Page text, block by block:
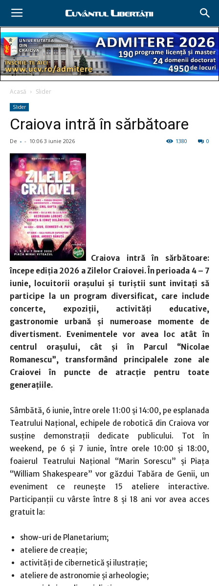
Acasă Slider
Slider
Craiova intră în sărbătoare
De - - 10:06 3 iunie 2026 0
1380
Craiova intră în sărbătoare:
începe ediția 2026 a Zilelor Craiovei. În perioada 4 – 7
iunie, locuitorii orașului și turiștii sunt invitați să
participe la un program diversificat, care include
concerte, expoziții, activități educative,
gastronomie urbană și numeroase momente de
divertisment. Evenimentele vor avea loc atât în
centrul orașului, cât și în Parcul “Nicolae
Romanescu”, transformând principalele zone ale
Craiovei în puncte de atracție pentru toate
generațiile.
Sâmbătă, 6 iunie, între orele 11:00 și 14:00, pe esplanada
Teatrului Național, echipele de robotică din Craiova vor
susține demonstrații dedicate publicului. Tot în
weekend, pe 6 și 7 iunie, între orele 10:00 și 18:00,
foaierul Teatrului Național “Marin Sorescu” și Piața
“William Shakespeare” vor găzdui Tabăra de Genii, un
eveniment ce reunește 15 ateliere interactive.
Participanții cu vârste între 8 și 18 ani vor avea acces
gratuit la:
show-uri de Planetarium;
ateliere de creație;
activități de cibernetică și ilustrație;
ateliere de astronomie și arheologie;